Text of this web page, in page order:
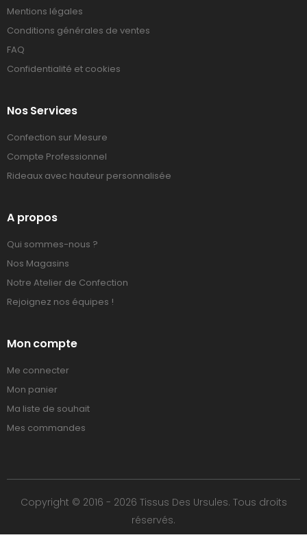
Mentions légales
Conditions générales de ventes
FAQ
Confidentialité et cookies
Nos Services
Confection sur Mesure
Compte Professionnel
Rideaux avec hauteur personnalisée
A propos
Qui sommes-nous ?
Nos Magasins
Notre Atelier de Confection
Rejoignez nos équipes !
Mon compte
Me connecter
Mon panier
Ma liste de souhait
Mes commandes
Copyright © 2016 - 2026 Tissus Des Ursules. Tous droits
réservés.